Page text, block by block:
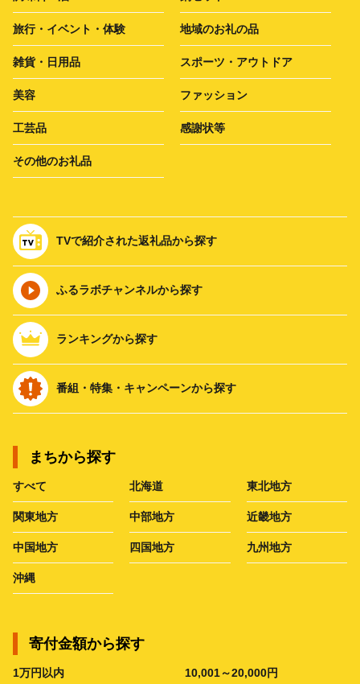
旅行・イベント・体験 地域のお礼の品
雑貨・日用品 スポーツ・アウトドア
美容 ファッション
工芸品 感謝状等
その他のお礼品
TVで紹介された返礼品から探す
ふるラボチャンネルから探す
ランキングから探す
番組・特集・キャンペーンから探す
まちから探す
すべて 北海道 東北地方
関東地方 中部地方 近畿地方
中国地方 四国地方 九州地方
沖縄
寄付金額から探す
1万円以内 10,001～20,000円